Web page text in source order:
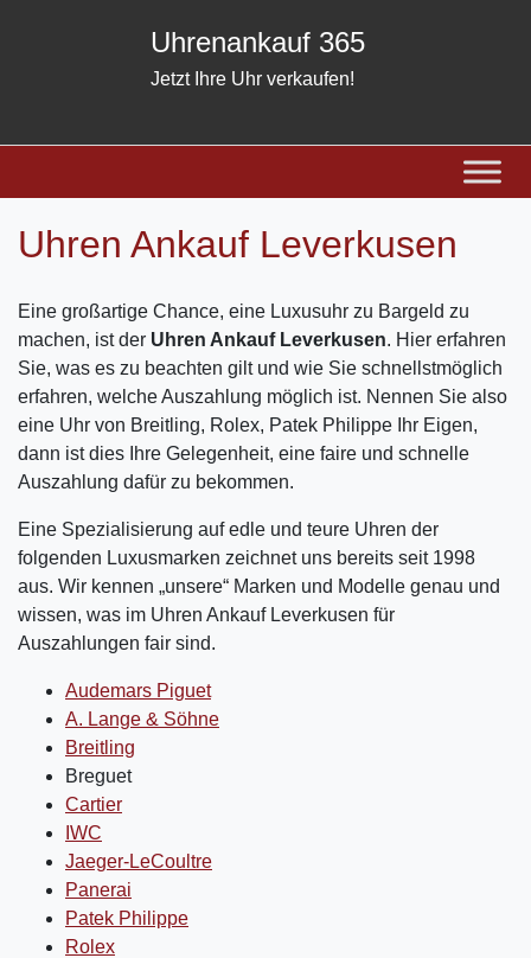
Uhrenankauf 365
Jetzt Ihre Uhr verkaufen!
Uhren Ankauf Leverkusen
Eine großartige Chance, eine Luxusuhr zu Bargeld zu
machen, ist der Uhren Ankauf Leverkusen. Hier erfahren
Sie, was es zu beachten gilt und wie Sie schnellstmöglich
erfahren, welche Auszahlung möglich ist. Nennen Sie also
eine Uhr von Breitling, Rolex, Patek Philippe Ihr Eigen,
dann ist dies Ihre Gelegenheit, eine faire und schnelle
Auszahlung dafür zu bekommen.
Eine Spezialisierung auf edle und teure Uhren der
folgenden Luxusmarken zeichnet uns bereits seit 1998
aus. Wir kennen „unsere“ Marken und Modelle genau und
wissen, was im Uhren Ankauf Leverkusen für
Auszahlungen fair sind.
Audemars Piguet
A. Lange & Söhne
Breitling
Breguet
Cartier
IWC
Jaeger-LeCoultre
Panerai
Patek Philippe
Rolex